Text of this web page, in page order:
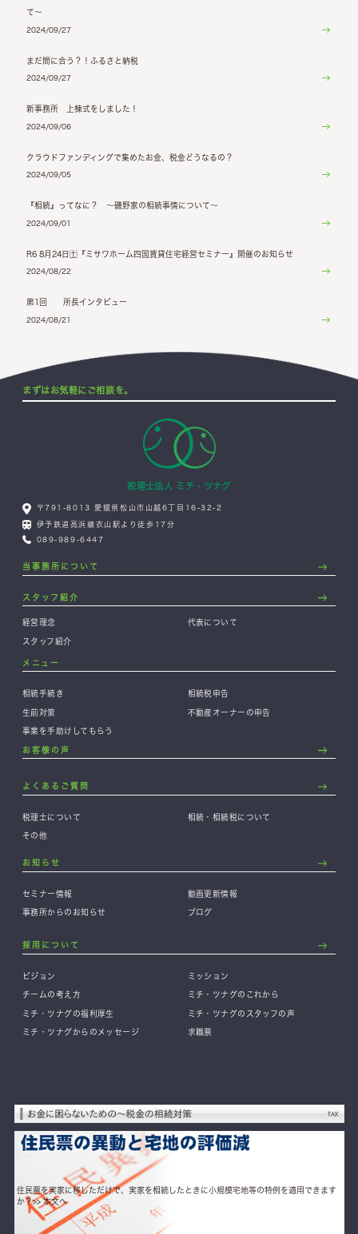
て～
2024/09/27
まだ間に合う？！ふるさと納税
2024/09/27
新事務所 上棟式をしました！
2024/09/06
クラウドファンディングで集めたお金、税金どうなるの？
2024/09/05
『相続』ってなに？ ～磯野家の相続事情について～
2024/09/01
R6 8月24日㈯『ミサワホーム四国賃貸住宅経営セミナー』開催のお知らせ
2024/08/22
第1回 所長インタビュー
2024/08/21
まずはお気軽にご相談を。
税理士法人 ミチ・ツナグ
〒791-8013 愛媛県松山市山越6丁目16-32-2
伊予鉄道高浜線衣山駅より徒歩17分
089-989-6447
当事務所について
スタッフ紹介
経営理念 代表について
スタッフ紹介
メニュー
相続手続き 相続税申告
生前対策 不動産オーナーの申告
事業を手助けしてもらう
お客様の声
よくあるご質問
税理士について 相続・相続税について
その他
お知らせ
セミナー情報 動画更新情報
事務所からのお知らせ ブログ
採用について
ビジョン ミッション
チームの考え方 ミチ・ツナグのこれから
ミチ・ツナグの福利厚生 ミチ・ツナグのスタッフの声
ミチ・ツナグからのメッセージ 求職票
住民票を実家に移しただけで、実家を相続したときに小規模宅地等の特例を適用できます
か？>> 本文へ